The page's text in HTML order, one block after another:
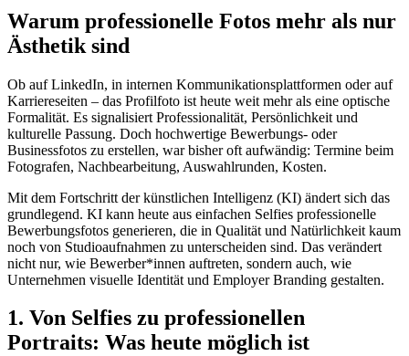
Warum professionelle Fotos mehr als nur
Ästhetik sind
Ob auf LinkedIn, in internen Kommunikationsplattformen oder auf
Karriereseiten – das Profilfoto ist heute weit mehr als eine optische
Formalität. Es signalisiert Professionalität, Persönlichkeit und
kulturelle Passung. Doch hochwertige Bewerbungs- oder
Businessfotos zu erstellen, war bisher oft aufwändig: Termine beim
Fotografen, Nachbearbeitung, Auswahlrunden, Kosten.
Mit dem Fortschritt der künstlichen Intelligenz (KI) ändert sich das
grundlegend. KI kann heute aus einfachen Selfies professionelle
Bewerbungsfotos generieren, die in Qualität und Natürlichkeit kaum
noch von Studioaufnahmen zu unterscheiden sind. Das verändert
nicht nur, wie Bewerber*innen auftreten, sondern auch, wie
Unternehmen visuelle Identität und Employer Branding gestalten.
1. Von Selfies zu professionellen
Portraits: Was heute möglich ist